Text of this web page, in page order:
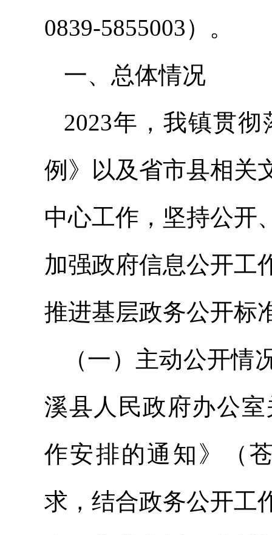
0839-5855003）。
一、总体情况
2023年，我镇贯
例》以及省市县相关
中心工作，坚持公开
加强政府信息公开工
推进基层政务公开标
（一）主动公开
溪县人民政府办公
作安排的通知》（
求，结合政务公开工